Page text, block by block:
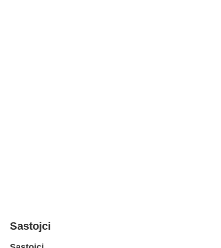
Sastojci